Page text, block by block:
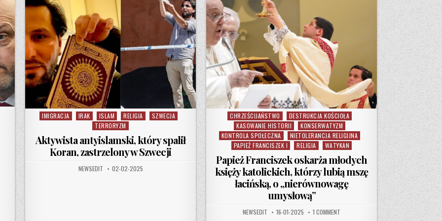
Posted in
IMIGRACJA IRAK ISLAM RELIGIA
SZWECJA
TERRORYZM
Aktywista antyislamski, który spalił
Koran, zastrzelony w Szwecji
AUTHOR:
NEWSEDIT PUBLISHED DATE:
02-02-2025
Posted in
CHRZEŚCIJAŃSTWO
DESTRUKCJA KOŚCIOŁA
KASOWANIE HISTORII
KONSERWATYZM
KONTROLA SPOŁECZNA
NIETOLERANCJA RELIGIJNA
PAPIEŻ FRANCISZEK I
RELIGIA WATYKAN
Papież Franciszek oskarża młodych
księży katolickich, którzy lubią mszę
łacińską, o „nierównowagę
umysłową”
AUTHOR:
NEWSEDIT PUBLISHED DATE:
16-01-2025 1 COMMENT ON PAPIEŻ FRANCISZEK OSKARŻA